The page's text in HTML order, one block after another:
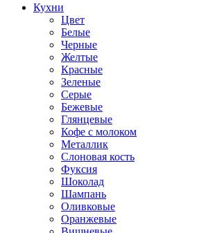
Кухни
Цвет
Белые
Черные
Желтые
Красные
Зеленые
Серые
Бежевые
Глянцевые
Кофе с молоком
Металлик
Слоновая кость
Фуксия
Шоколад
Шампань
Оливковые
Оранжевые